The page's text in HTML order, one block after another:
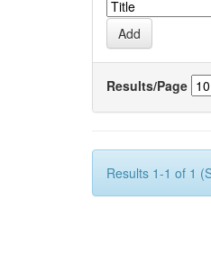
Results/Page
Results 1-1 of 1